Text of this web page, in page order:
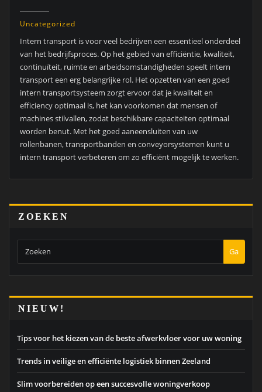
Uncategorized
Intern transport is voor veel bedrijven een essentieel onderdeel
van het bedrijfsproces.Op het gebied van efficiëntie, kwaliteit,
continuïteit, ruimte en arbeidsomstandigheden speelt intern
transport een erg belangrijke rol. Het opzetten van een goed
intern transportsysteem zorgt ervoor dat je kwaliteit en
efficiency optimaal is, het kan voorkomen dat mensen of
machines stilvallen, zodat beschikbare capaciteiten optimaal
worden benut. Met het goed aaneensluiten van uw
rollenbanen, transportbanden en conveyorsystemen kunt u
intern transport verbeteren om zo efficiënt mogelijk te werken.
ZOEKEN
Ga
NIEUW!
Tips voor het kiezen van de beste afwerkvloer voor uw woning
Trends in veilige en efficiënte logistiek binnen Zeeland
Slim voorbereiden op een succesvolle woningverkoop